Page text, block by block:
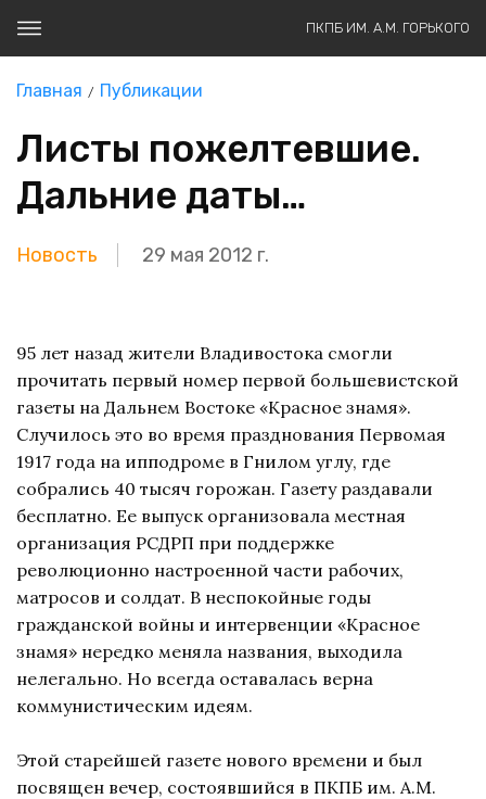
ПКПБ ИМ. А.М. ГОРЬКОГО
Главная Публикации
Листы пожелтевшие.
Дальние даты…
Новость 29 мая 2012 г.
95 лет назад жители Владивостока смогли
прочитать первый номер первой большевистской
газеты на Дальнем Востоке «Красное знамя».
Случилось это во время празднования Первомая
1917 года на ипподроме в Гнилом углу, где
собрались 40 тысяч горожан. Газету раздавали
бесплатно. Ее выпуск организовала местная
организация РСДРП при поддержке
революционно настроенной части рабочих,
матросов и солдат. В неспокойные годы
гражданской войны и интервенции «Красное
знамя» нередко меняла названия, выходила
нелегально. Но всегда оставалась верна
коммунистическим идеям.
Этой старейшей газете нового времени и был
посвящен вечер, состоявшийся в ПКПБ им. А.М.